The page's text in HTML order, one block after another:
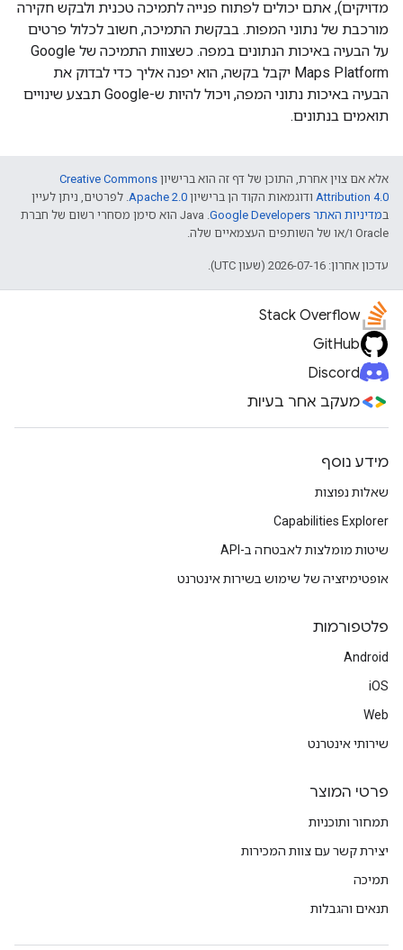
מדויקים), אתם יכולים לפתוח פנייה לתמיכה טכנית ולבקש חקירה
מורכבת של נתוני המפות. בבקשת התמיכה, חשוב לכלול פרטים
על הבעיה באיכות הנתונים במפה. כשצוות התמיכה של Google
Maps Platform יקבל בקשה, הוא יפנה אליך כדי לבדוק את
הבעיה באיכות נתוני המפה, ויכול להיות ש-Google תבצע שינויים
תואמים בנתונים.
אלא אם צוין אחרת, התוכן של דף זה הוא ברישיון Creative Commons
Attribution 4.0 ודוגמאות הקוד הן ברישיון Apache 2.0 . לפרטים, ניתן לעיין
במדיניות האתר Google Developers‏
.‏ Java הוא סימן מסחרי רשום של חברת
Oracle ו/או של השותפים העצמאיים שלה.
עדכון אחרון: 2026-07-16 (שעון UTC).
Stack Overflow
GitHub
Discord
מעקב אחר בעיות
מידע נוסף
שאלות נפוצות
Capabilities Explorer
שיטות מומלצות לאבטחה ב-API
אופטימיזציה של שימוש בשירות אינטרנט
פלטפורמות
Android
iOS
Web
שירותי אינטרנט
פרטי המוצר
תמחור ותוכניות
יצירת קשר עם צוות המכירות
תמיכה
תנאים והגבלות